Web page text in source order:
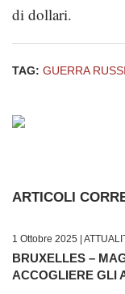
di dollari.
TAG: GUERRA
ARTICOLI
1 Ottobre 2025 |
BRUXELLES –
ACCOGLIERE GLI